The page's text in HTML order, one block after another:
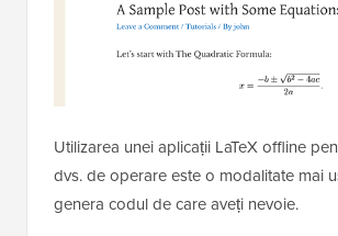
Utilizarea unei aplicații LaTeX offline
dvs. de operare este o modalitate mai
genera codul de care aveți nevoie.